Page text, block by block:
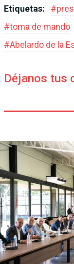
Etiquetas: #
#toma de mando
#Abelardo de la
Déjanos tus